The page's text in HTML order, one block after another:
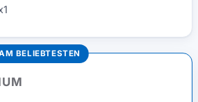
BELIEBTESTEN